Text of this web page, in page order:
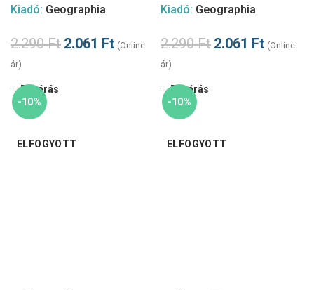
Kiadó: Geographia
2.290Ft 2.061 Ft (Online
ár)
Kiadó: Geographia
2.290Ft 2.061 Ft (Online
ár)
-10%
ELFOGYOTT
Bezárás
-10%
ELFOGYOTT
Bezárás